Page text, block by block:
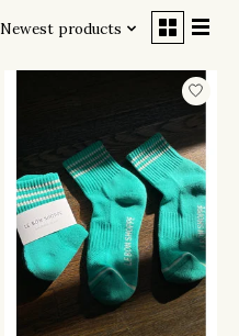
Newest products